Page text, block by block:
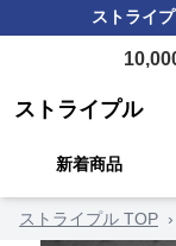
ストライ
ストライプル
新着商品
ストライプル TOP ›